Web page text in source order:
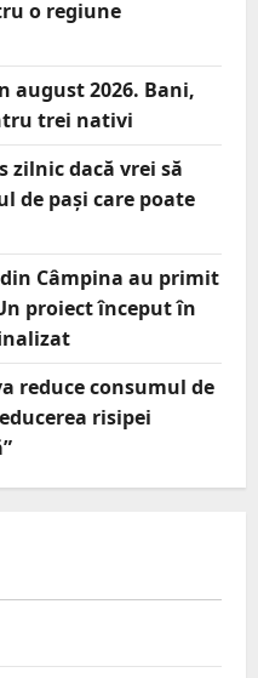
o regiune
august 2026. Bani,
trei nativi
zilnic dacă vrei să
de pași care poate
Câmpina au primit
proiect început în
reduce consumul de
risipei